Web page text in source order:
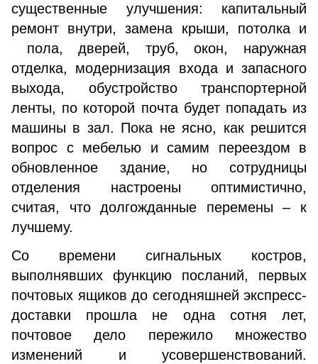
существенные улучшения: капитальный
ремонт внутри, замена крыши, потолка и
пола, дверей, труб, окон, наружная
отделка, модернизация входа и запасного
выхода, обустройство транспортерной
ленты, по которой почта будет попадать из
машины в зал. Пока не ясно, как решится
вопрос с мебелью и самим переездом в
обновленное здание, но сотрудницы
отделения настроены оптимистично,
считая, что долгожданные перемены – к
лучшему.
Со времени сигнальных костров,
выполнявших функцию посланий, первых
почтовых ящиков до сегодняшней экспресс-
доставки прошла не одна сотня лет,
почтовое дело пережило множество
изменений и усовершенствований.